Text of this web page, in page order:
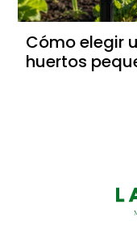
Cómo elegir
huertos